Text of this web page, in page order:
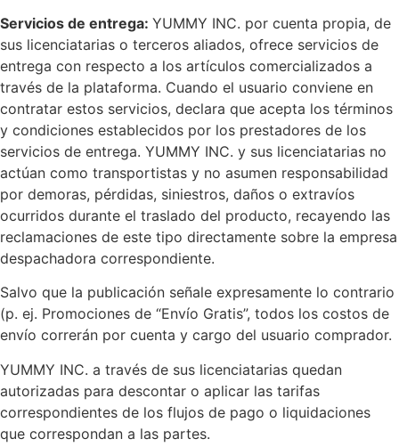
Servicios de entrega: YUMMY INC. por cuenta propia, de
sus licenciatarias o terceros aliados, ofrece servicios de
entrega con respecto a los artículos comercializados a
través de la plataforma. Cuando el usuario conviene en
contratar estos servicios, declara que acepta los términos
y condiciones establecidos por los prestadores de los
servicios de entrega. YUMMY INC. y sus licenciatarias no
actúan como transportistas y no asumen responsabilidad
por demoras, pérdidas, siniestros, daños o extravíos
ocurridos durante el traslado del producto, recayendo las
reclamaciones de este tipo directamente sobre la empresa
despachadora correspondiente.
Salvo que la publicación señale expresamente lo contrario
(p. ej. Promociones de “Envío Gratis”, todos los costos de
envío correrán por cuenta y cargo del usuario comprador.
YUMMY INC. a través de sus licenciatarias quedan
autorizadas para descontar o aplicar las tarifas
correspondientes de los flujos de pago o liquidaciones
que correspondan a las partes.